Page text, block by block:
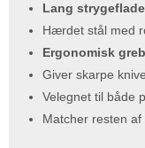
Lang
Hærdet stål med
Ergonomisk
Giver skarpe
Velegnet til både
Matcher resten